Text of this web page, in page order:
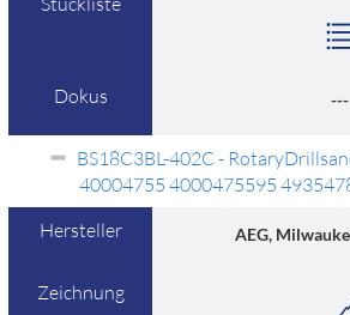
Dokus ---
BS18C3BL-402C -
40004755 4000475595
Hersteller AEG,
Zeichnung